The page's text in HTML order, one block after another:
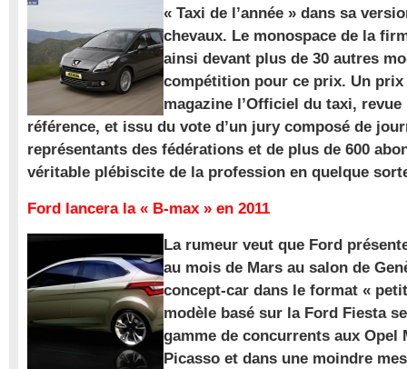
« Taxi de l’année » dans sa
chevaux. Le monospace de la
ainsi devant plus de 30 autres
compétition pour ce prix. Un
magazine l’Officiel du taxi,
référence, et issu du vote d’un jury composé de
représentants des fédérations et de plus de 600
véritable plébiscite de la profession en quelque
Ford lancera la « B-max » en 2011
La rumeur veut que Ford
au mois de Mars au salon de
concept-car dans le format «
modèle basé sur la Ford Fiesta
gamme de concurrents aux Opel
Picasso et dans une moindre